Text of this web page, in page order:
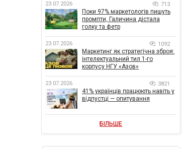
23.07.2026 713
Поки 97% маркетологів пишуть
промпти, Галичина дістала
голку та фетр
23.07.2026 1092
Маркетинг як стратегічна зброя:
інтелектуальний тил 1-го
корпусу НГУ «Азов»
23.07.2026 3821
41% українців працюють навіть у
відпустці — опитування
БІЛЬШЕ